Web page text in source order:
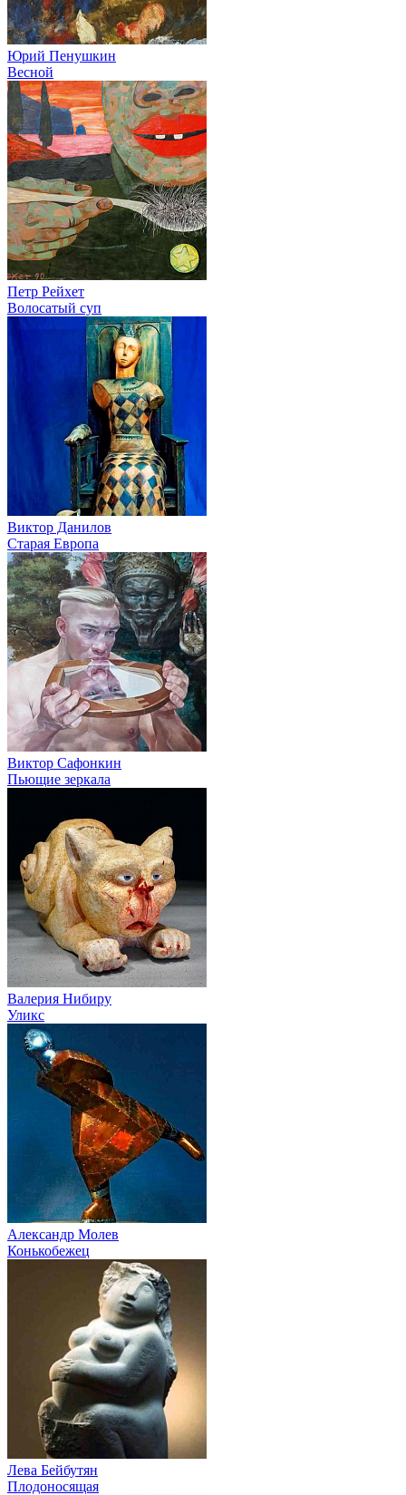
Юрий Пенушкин
Весной
Петр Рейхет
Волосатый суп
Виктор Данилов
Старая Европа
Виктор Сафонкин
Пьющие зеркала
Валерия Нибиру
Уликс
Александр Молев
Конькобежец
Лева Бейбутян
Плодоносящая